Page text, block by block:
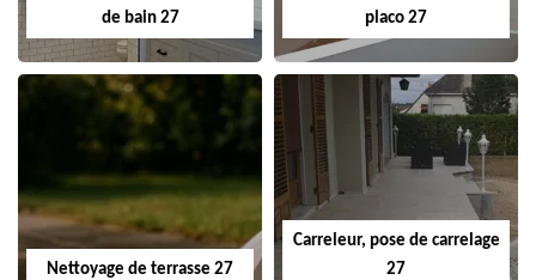
de bain 27
placo 27
Nettoyage de terrasse 27
Carreleur, pose de carrelage
27